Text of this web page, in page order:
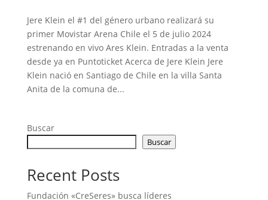
Jere Klein el #1 del género urbano realizará su
primer Movistar Arena Chile el 5 de julio 2024
estrenando en vivo Ares Klein. Entradas a la venta
desde ya en Puntoticket Acerca de Jere Klein Jere
Klein nació en Santiago de Chile en la villa Santa
Anita de la comuna de...
Buscar
Buscar
Recent Posts
Fundación «CreSeres» busca líderes